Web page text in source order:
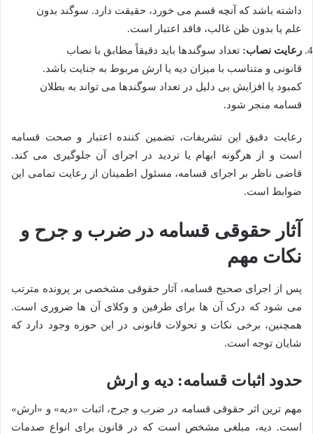
داشته باشد که آنچه قسم می خورد، حقیقت دارد. سوگند بدون
علم یا بدون ظن غالب، فاقد اعتبار است.
رعایت نصاب: تعداد سوگندها باید دقیقاً مطابق با نصاب
قانونی و متناسب با میزان دیه یا ارش مربوط به جنایت باشد.
کمبود یا افزایش بی دلیل در تعداد سوگندها می تواند به بطلان
قسامه منجر شود.
رعایت دقیق این تشریفات، تضمین کننده اعتبار و صحت قسامه
است و از هرگونه ابهام یا تردید در اجرای آن جلوگیری می کند.
قاضی ناظر بر اجرای قسامه، مسئول اطمینان از رعایت تمامی این
ضوابط است.
آثار حقوقی قسامه در ضرب و جرح و
نکات مهم
پس از اجرای صحیح قسامه، آثار حقوقی مشخصی بر پرونده مترتب
می شود که درک آن ها برای طرفین و وکلای آن ها ضروری است.
همچنین، برخی نکات و تحولات قانونی در این حوزه وجود دارد که
شایان توجه است.
حدود اثبات قسامه: دیه و ارش
مهم ترین اثر حقوقی قسامه در ضرب و جرح، اثبات «دیه» و «ارش»
است. دیه، مبلغی مشخص است که در قانون برای انواع صدمات